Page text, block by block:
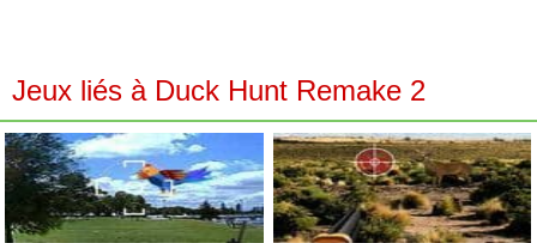
Jeux liés à Duck Hunt Remake 2